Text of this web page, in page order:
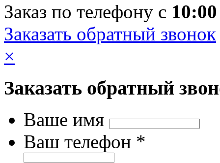
Заказ по телефону с 10:00
Заказать обратный звонок
×
Заказать обратный
Ваше имя
Ваш телефон *